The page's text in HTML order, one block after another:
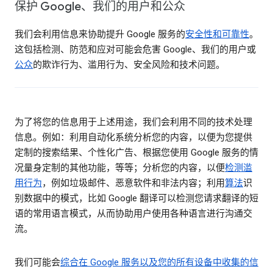
保护 Google、我们的用户和公众
我们会利用信息来协助提升 Google 服务的安全性和可靠性。
这包括检测、防范和应对可能会危害 Google、我们的用户或
公众的欺诈行为、滥用行为、安全风险和技术问题。
为了将您的信息用于上述用途，我们会利用不同的技术处理
信息。例如：利用自动化系统分析您的内容，以便为您提供
定制的搜索结果、个性化广告、根据您使用 Google 服务的情
况量身定制的其他功能，等等；分析您的内容，以便检测滥
用行为，例如垃圾邮件、恶意软件和非法内容；利用算法识
别数据中的模式，比如 Google 翻译可以检测您请求翻译的短
语的常用语言模式，从而协助用户使用各种语言进行沟通交
流。
我们可能会综合在 Google 服务以及您的所有设备中收集的信